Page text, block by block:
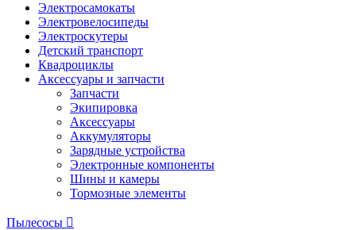
Электросамокаты
Электровелосипеды
Электроскутеры
Детский транспорт
Квадроциклы
Аксессуары и запчасти
Запчасти
Экипировка
Аксессуары
Аккумуляторы
Зарядные устройства
Электронные компоненты
Шины и камеры
Тормозные элементы
Пылесосы